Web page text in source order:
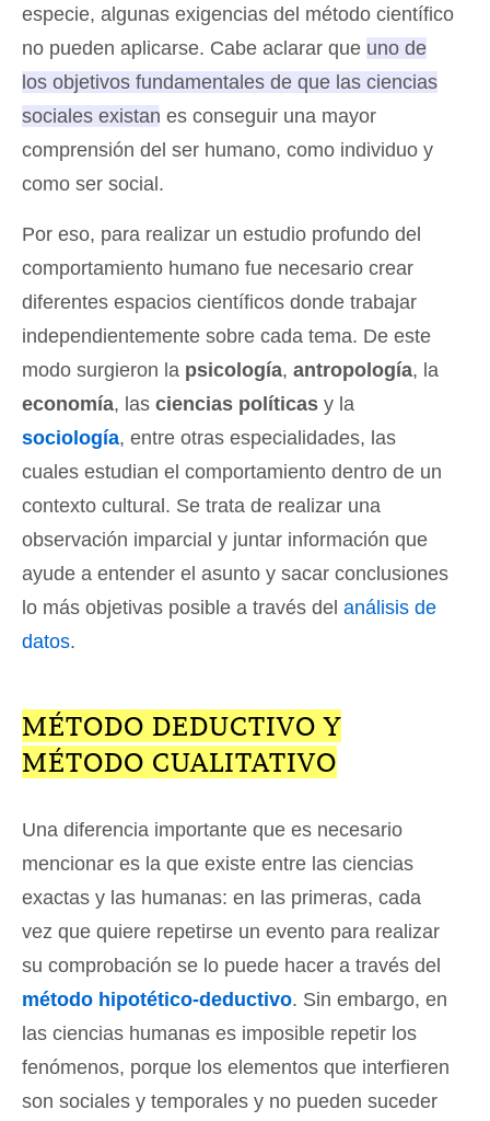
especie, algunas exigencias del método científico
no pueden aplicarse. Cabe aclarar que uno de
los objetivos fundamentales de que las ciencias
sociales existan es conseguir una mayor
comprensión del ser humano, como individuo y
como ser social.
Por eso, para realizar un estudio profundo del
comportamiento humano fue necesario crear
diferentes espacios científicos donde trabajar
independientemente sobre cada tema. De este
modo surgieron la psicología, antropología, la
economía, las ciencias políticas y la
sociología, entre otras especialidades, las
cuales estudian el comportamiento dentro de un
contexto cultural. Se trata de realizar una
observación imparcial y juntar información que
ayude a entender el asunto y sacar conclusiones
lo más objetivas posible a través del análisis de
datos.
MÉTODO DEDUCTIVO Y
MÉTODO CUALITATIVO
Una diferencia importante que es necesario
mencionar es la que existe entre las ciencias
exactas y las humanas: en las primeras, cada
vez que quiere repetirse un evento para realizar
su comprobación se lo puede hacer a través del
método hipotético-deductivo. Sin embargo, en
las ciencias humanas es imposible repetir los
fenómenos, porque los elementos que interfieren
son sociales y temporales y no pueden suceder